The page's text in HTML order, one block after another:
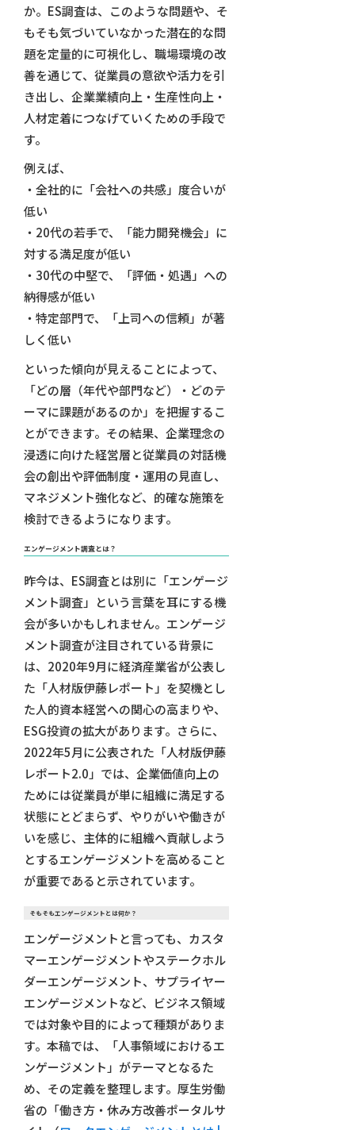
か。ES調査は、このような問題や、そ
もそも気づいていなかった潜在的な問
題を定量的に可視化し、職場環境の改
善を通じて、従業員の意欲や活力を引
き出し、企業業績向上・生産性向上・
人材定着につなげていくための手段で
す。
例えば、
・全社的に「会社への共感」度合いが
低い
・20代の若手で、「能力開発機会」に
対する満足度が低い
・30代の中堅で、「評価・処遇」への
納得感が低い
・特定部門で、「上司への信頼」が著
しく低い
といった傾向が見えることによって、
「どの層（年代や部門など）・どのテ
ーマに課題があるのか」を把握するこ
とができます。その結果、企業理念の
浸透に向けた経営層と従業員の対話機
会の創出や評価制度・運用の見直し、
マネジメント強化など、的確な施策を
検討できるようになります。
エンゲージメント調査とは？
昨今は、ES調査とは別に「エンゲージ
メント調査」という言葉を耳にする機
会が多いかもしれません。エンゲージ
メント調査が注目されている背景に
は、2020年9月に経済産業省が公表し
た「人材版伊藤レポート」を契機とし
た人的資本経営への関心の高まりや、
ESG投資の拡大があります。さらに、
2022年5月に公表された「人材版伊藤
レポート2.0」では、企業価値向上の
ためには従業員が単に組織に満足する
状態にとどまらず、やりがいや働きが
いを感じ、主体的に組織へ貢献しよう
とするエンゲージメントを高めること
が重要であると示されています。
そもそもエンゲージメントとは何か？
エンゲージメントと言っても、カスタ
マーエンゲージメントやステークホル
ダーエンゲージメント、サプライヤー
エンゲージメントなど、ビジネス領域
では対象や目的によって種類がありま
す。本稿では、「人事領域におけるエ
ンゲージメント」がテーマとなるた
め、その定義を整理します。厚生労働
省の「働き方・休み方改善ポータルサ